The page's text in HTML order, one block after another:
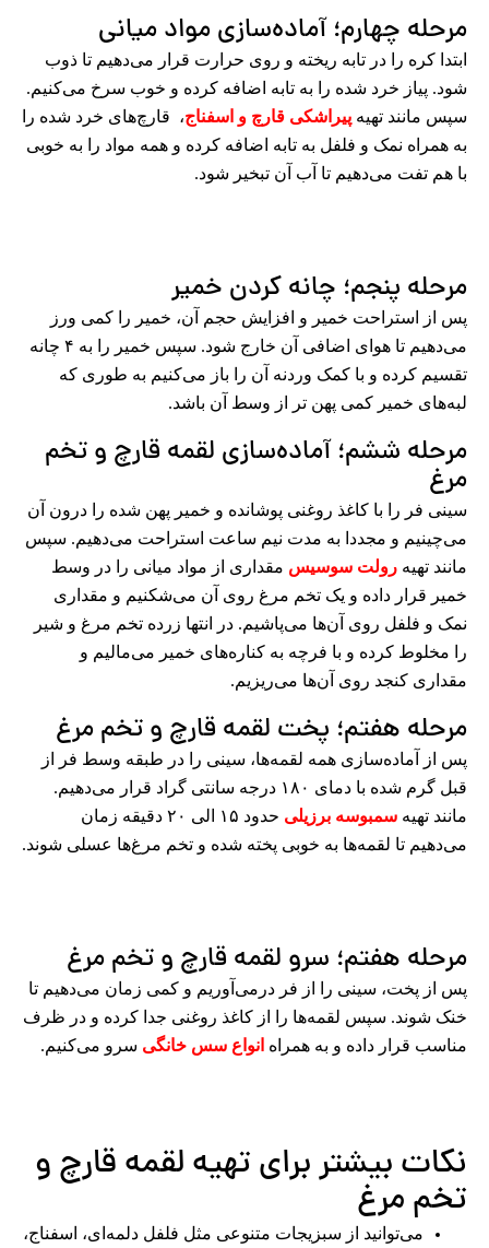
مرحله چهارم؛ آماده‌سازی مواد میانی
ابتدا کره را در تابه ریخته و روی حرارت قرار می‌دهیم تا ذوب
شود. پیاز خرد شده را به تابه اضافه کرده و خوب سرخ می‌کنیم.
سپس مانند تهیه پیراشکی قارچ و اسفناج، قارچ‌های خرد شده را
به همراه نمک و فلفل به تابه اضافه کرده و همه مواد را به خوبی
با هم تفت می‌دهیم تا آب آن تبخیر شود.
مرحله پنجم؛ چانه کردن خمیر
پس از استراحت خمیر و افزایش حجم آن، خمیر را کمی ورز
می‌دهیم تا هوای اضافی آن خارج شود. سپس خمیر را به ۴ چانه
تقسیم کرده و با کمک وردنه آن را باز می‌کنیم به طوری که
لبه‌های خمیر کمی پهن تر از وسط آن باشد.
مرحله ششم؛ آماده‌سازی لقمه قارچ و تخم
مرغ
سینی فر را با کاغذ روغنی پوشانده و خمیر پهن شده را درون آن
می‌چینیم و مجددا به مدت نیم ساعت استراحت می‌دهیم. سپس
مانند تهیه رولت سوسیس مقداری از مواد میانی را در وسط
خمیر قرار داده و یک تخم مرغ روی آن می‌شکنیم و مقداری
نمک و فلفل روی آن‌ها می‌پاشیم. در انتها زرده تخم مرغ و شیر
را مخلوط کرده و با فرچه به کناره‌های خمیر می‌مالیم و
مقداری کنجد روی آن‌ها می‌ریزیم.
مرحله هفتم؛ پخت لقمه قارچ و تخم مرغ
پس از آماده‌سازی همه لقمه‌ها، سینی را در طبقه وسط فر از
قبل گرم شده با دمای ۱۸۰ درجه سانتی گراد قرار می‌دهیم.
مانند تهیه سمبوسه برزیلی
حدود ۱۵ الی ۲۰ دقیقه زمان
می‌دهیم تا لقمه‌ها به خوبی پخته شده و تخم مرغ‌ها عسلی شوند.
مرحله هفتم؛ سرو لقمه قارچ و تخم مرغ
پس از پخت، سینی را از فر درمی‌آوریم و کمی زمان می‌دهیم تا
خنک شوند. سپس لقمه‌ها را از کاغذ روغنی جدا کرده و در ظرف
مناسب قرار داده و به همراه انواع سس خانگی سرو می‌کنیم.
نکات بیشتر برای تهیه لقمه قارچ و
تخم مرغ
می‌توانید از سبزیجات متنوعی مثل فلفل دلمه‌ای، اسفناج،